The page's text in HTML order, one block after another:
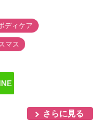
ディケア
マス
さらに見る